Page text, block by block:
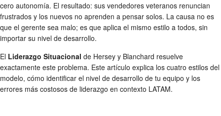
cero autonomía. El resultado: sus vendedores veteranos renuncian
frustrados y los nuevos no aprenden a pensar solos. La causa no es
que el gerente sea malo; es que aplica el mismo estilo a todos, sin
importar su nivel de desarrollo.
El Liderazgo Situacional de Hersey y Blanchard resuelve
exactamente este problema. Este artículo explica los cuatro estilos del
modelo, cómo identificar el nivel de desarrollo de tu equipo y los
errores más costosos de liderazgo en contexto LATAM.